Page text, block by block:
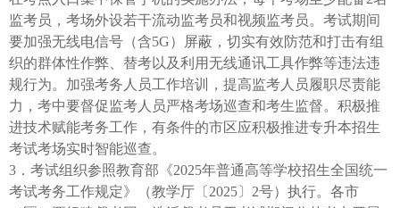
监考员，考场外设若干流动监考员和视频监考员。考试期间
要加强无线电信号（含5G）屏蔽，切实有效防范和打击有组
织的群体性作弊、替考以及利用无线通讯工具作弊等违法违
规行为。加强考务人员工作培训，提高监考人员履职尽责能
力，考中要督促监考人员严格考场巡查和考生监督。积极推
进技术赋能考务工作，有条件的市区应积极推进专升本招生
考试考场实时智能巡查。
3．考试组织参照教育部《2025年普通高等学校招生全国统一
考试考务工作规定》（教学厅〔2025〕2号）执行。各市